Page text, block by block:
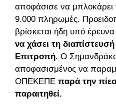
αποφάσισε να μπλοκάρει
9.000 πληρωμές.
βρίσκεται ήδη υπό έρευνα
να χάσει τη
Επιτροπή. Ο
αποφασισμένος να
ΟΠΕΚΕΠΕ παρά την
παραιτηθεί.